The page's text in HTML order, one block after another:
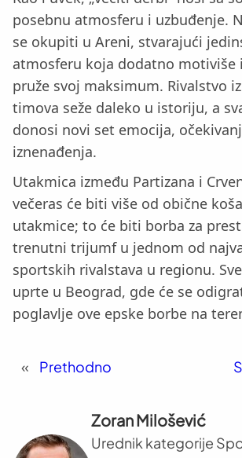
posebnu atmosferu i uzbuđenje.
se okupiti u Areni, stvarajući
atmosferu koja dodatno motiviše
pruže svoj maksimum. Rivalstvo
timova seže daleko u istoriju, a
donosi novi set emocija,
iznenađenja.
Utakmica između Partizana i
večeras će biti više od obične
utakmice; to će biti borba za
trenutni trijumf u jednom od
sportskih rivalstava u regionu.
uprte u Beograd, gde će se
poglavlje ove epske borbe na
« Prethodno
Zoran Milošević
Urednik kategorije